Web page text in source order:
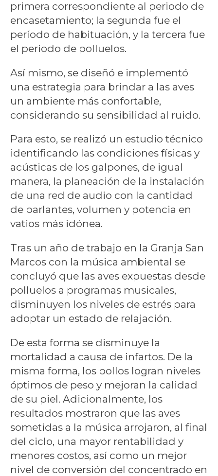
primera correspondiente al periodo de
encasetamiento; la segunda fue el
período de habituación, y la tercera fue
el periodo de polluelos.
Así mismo, se diseñó e implementó
una estrategia para brindar a las aves
un ambiente más confortable,
considerando su sensibilidad al ruido.
Para esto, se realizó un estudio técnico
identificando las condiciones físicas y
acústicas de los galpones, de igual
manera, la planeación de la instalación
de una red de audio con la cantidad
de parlantes, volumen y potencia en
vatios más idónea.
Tras un año de trabajo en la Granja San
Marcos con la música ambiental se
concluyó que las aves expuestas desde
polluelos a programas musicales,
disminuyen los niveles de estrés para
adoptar un estado de relajación.
De esta forma se disminuye la
mortalidad a causa de infartos. De la
misma forma, los pollos logran niveles
óptimos de peso y mejoran la calidad
de su piel. Adicionalmente, los
resultados mostraron que las aves
sometidas a la música arrojaron, al final
del ciclo, una mayor rentabilidad y
menores costos, así como un mejor
nivel de conversión del concentrado en